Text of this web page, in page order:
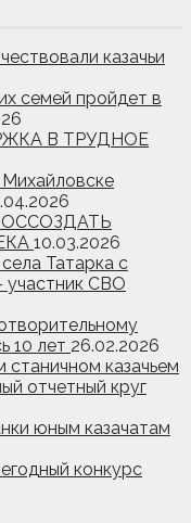
казачьи
семей пройдет в
В ТРУДНОЕ
10.03.2026
Татарка с
участник СВО
10 лет 26.02.2026
казачьем
отчетный круг
юным казачатам
конкурс